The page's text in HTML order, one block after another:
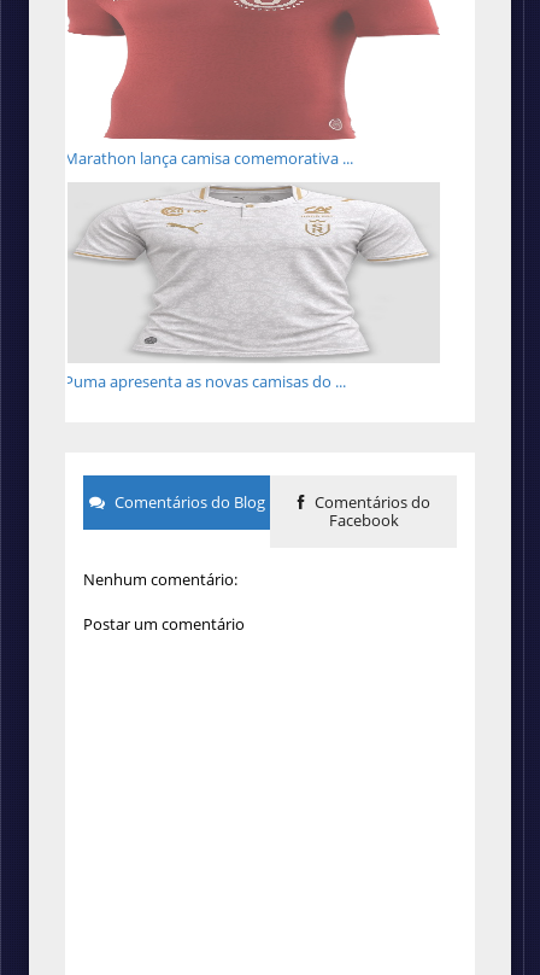
Marathon lança camisa comemorativa ...
Puma apresenta as novas camisas do ...
Comentários do Blog
Comentários do
Facebook
Nenhum comentário:
Postar um comentário